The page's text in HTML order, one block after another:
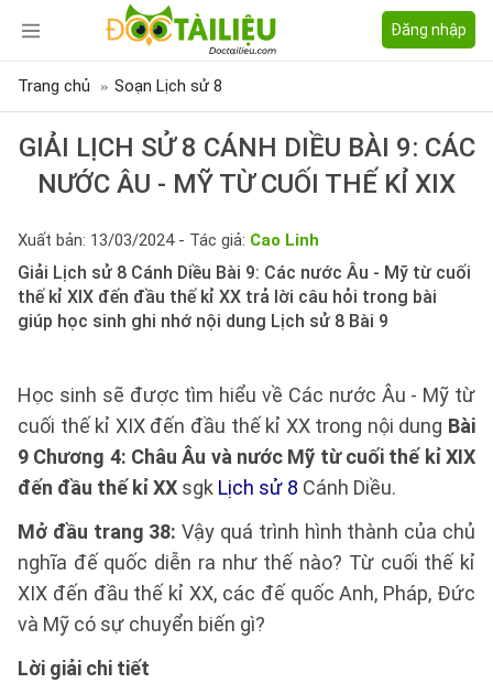
Đăng nhập
Trang chủ Soạn Lịch sử 8
GIẢI LỊCH SỬ 8 CÁNH DIỀU BÀI 9: CÁC
NƯỚC ÂU - MỸ TỪ CUỐI THẾ KỈ XIX
Xuất bản: 13/03/2024 - Tác giả: Cao Linh
Giải Lịch sử 8 Cánh Diều Bài 9: Các nước Âu - Mỹ từ cuối
thế kỉ XIX đến đầu thế kỉ XX trả lời câu hỏi trong bài
giúp học sinh ghi nhớ nội dung Lịch sử 8 Bài 9
Học sinh sẽ được tìm hiểu về Các nước Âu - Mỹ từ
cuối thế kỉ XIX đến đầu thế kỉ XX trong nội dung Bài
9 Chương 4: Châu Âu và nước Mỹ từ cuối thế kỉ XIX
đến đầu thế kỉ XX sgk Lịch sử 8 Cánh Diều.
Mở đầu trang 38: Vậy quá trình hình thành của chủ
nghĩa đế quốc diễn ra như thế nào? Từ cuối thế kỉ
XIX đến đầu thế kỉ XX, các đế quốc Anh, Pháp, Đức
và Mỹ có sự chuyển biến gì?
Lời giải chi tiết